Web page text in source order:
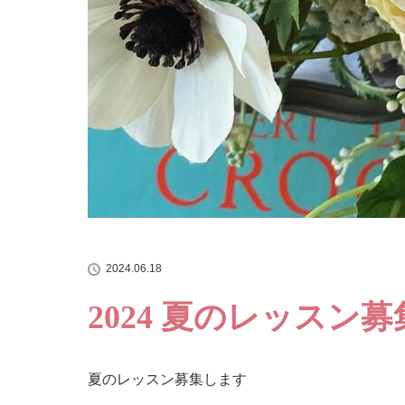
2024.06.18
2024 夏のレッスン募
夏のレッスン募集します